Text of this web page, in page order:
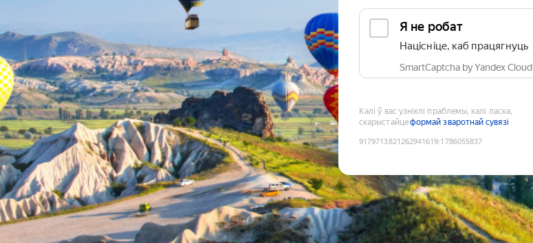
Я не робат
Націсніце, каб працягнуць
SmartCaptcha by Yandex Cloud
Калі ў вас узніклі праблемы, калі ласка,
скарыстайцеформай зваротнай сувязі
9179713821262941619:1786055837